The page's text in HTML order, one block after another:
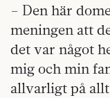
– Den här
meningen att
det var något
mig och min
allvarligt på